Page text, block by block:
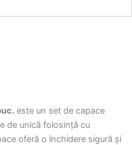
este un set de capace
de unică folosință cu
oferă o închidere sigură și